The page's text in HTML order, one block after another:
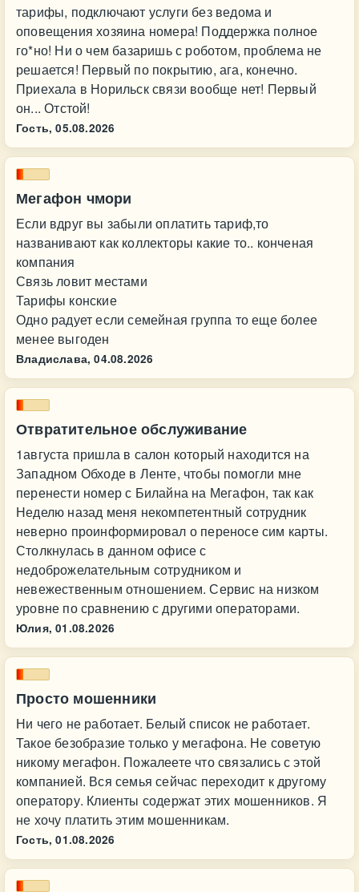
тарифы, подключают услуги без ведома и
оповещения хозяина номера! Поддержка полное
го*но! Ни о чем базаришь с роботом, проблема не
решается! Первый по покрытию, ага, конечно.
Приехала в Норильск связи вообще нет! Первый
он... Отстой!
Гость, 05.08.2026
Мегафон чмори
Если вдруг вы забыли оплатить тариф,то
названивают как коллекторы какие то.. конченая
компания
Связь ловит местами
Тарифы конские
Одно радует если семейная группа то еще более
менее выгоден
Владислава, 04.08.2026
Отвратительное обслуживание
1августа пришла в салон который находится на
Западном Обходе в Ленте, чтобы помогли мне
перенести номер с Билайна на Мегафон, так как
Неделю назад меня некомпетентный сотрудник
неверно проинформировал о переносе сим карты.
Столкнулась в данном офисе с
недоброжелательным сотрудником и
невежественным отношением. Сервис на низком
уровне по сравнению с другими операторами.
Юлия, 01.08.2026
Просто мошенники
Ни чего не работает. Белый список не работает.
Такое безобразие только у мегафона. Не советую
никому мегафон. Пожалеете что связались с этой
компанией. Вся семья сейчас переходит к другому
оператору. Клиенты содержат этих мошенников. Я
не хочу платить этим мошенникам.
Гость, 01.08.2026